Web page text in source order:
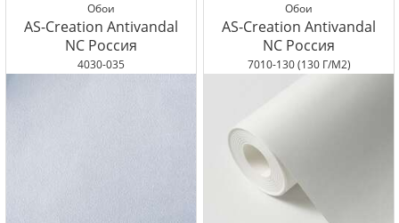
Обои
AS-Creation Antivandal
NC Россия
4030-035
Обои
AS-Creation Antivandal
NC Россия
7010-130 (130 Г/М2)